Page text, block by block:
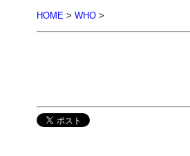
HOME> WHO>